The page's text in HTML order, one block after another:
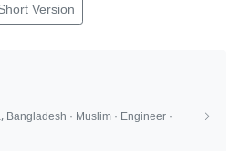
Version
Bangladesh · Muslim · Engineer ·